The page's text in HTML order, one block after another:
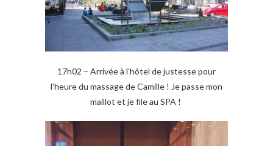
17h02 – Arrivée à l’hôtel de justesse pour
l’heure du massage de Camille ! Je passe mon
maillot et je file au SPA !